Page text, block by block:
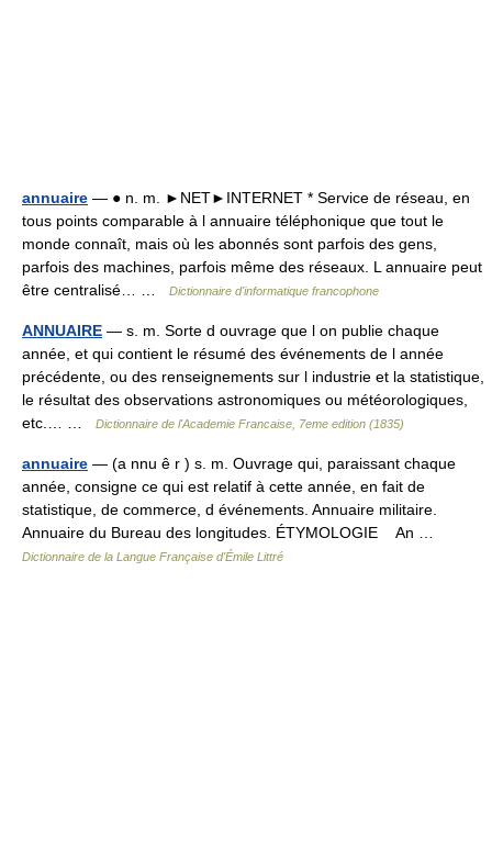
annuaire — ● n. m. ►NET►INTERNET * Service de réseau, en
tous points comparable à l annuaire téléphonique que tout le
monde connaît, mais où les abonnés sont parfois des gens,
parfois des machines, parfois même des réseaux. L annuaire peut
être centralisé… …
Dictionnaire d'informatique francophone
ANNUAIRE — s. m. Sorte d ouvrage que l on publie chaque
année, et qui contient le résumé des événements de l année
précédente, ou des renseignements sur l industrie et la statistique,
le résultat des observations astronomiques ou météorologiques,
etc.… …
Dictionnaire de l'Academie Francaise, 7eme edition (1835)
annuaire — (a nnu ê r ) s. m. Ouvrage qui, paraissant chaque
année, consigne ce qui est relatif à cette année, en fait de
statistique, de commerce, d événements. Annuaire militaire.
Annuaire du Bureau des longitudes. ÉTYMOLOGIE An …
Dictionnaire de la Langue Française d'Émile Littré